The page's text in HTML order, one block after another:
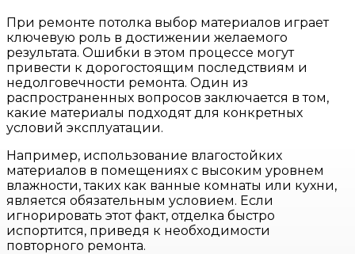
При ремонте потолка выбор материалов играет
ключевую роль в достижении желаемого
результата. Ошибки в этом процессе могут
привести к дорогостоящим последствиям и
недолговечности ремонта. Один из
распространенных вопросов заключается в том,
какие материалы подходят для конкретных
условий эксплуатации.
Например, использование влагостойких
материалов в помещениях с высоким уровнем
влажности, таких как ванные комнаты или кухни,
является обязательным условием. Если
игнорировать этот факт, отделка быстро
испортится, приведя к необходимости
повторного ремонта.